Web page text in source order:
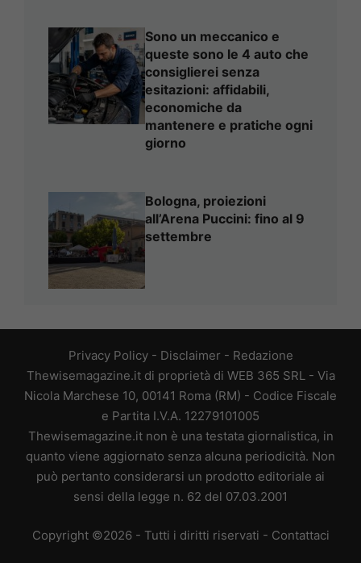
Sono un meccanico e
queste sono le 4 auto che
consiglierei senza
esitazioni: affidabili,
economiche da
mantenere e pratiche ogni
giorno
Bologna, proiezioni
all’Arena Puccini: fino al 9
settembre
Privacy Policy- Disclaimer - Redazione
Thewisemagazine.it di proprietà di WEB 365 SRL - Via
Nicola Marchese 10, 00141 Roma (RM) - Codice Fiscale
e Partita I.V.A. 12279101005
Thewisemagazine.it non è una testata giornalistica, in
quanto viene aggiornato senza alcuna periodicità. Non
può pertanto considerarsi un prodotto editoriale ai
sensi della legge n. 62 del 07.03.2001
Copyright ©2026 - Tutti i diritti riservati - Contattaci